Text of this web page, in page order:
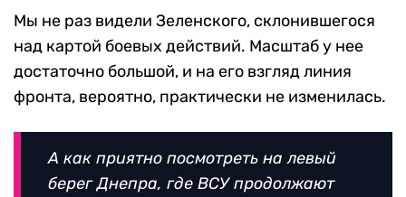
Мы не раз видели Зеленского, склонившегося
над картой боевых действий. Масштаб у нее
достаточно большой, и на его взгляд линия
фронта, вероятно, практически не изменилась.
А как приятно посмотреть на левый
берег Днепра, где ВСУ продолжают